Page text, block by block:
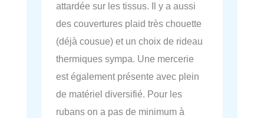
attardée sur les tissus. Il y a aussi
des couvertures plaid très chouette
(déjà cousue) et un choix de rideau
thermiques sympa. Une mercerie
est également présente avec plein
de matériel diversifié. Pour les
rubans on a pas de minimum à